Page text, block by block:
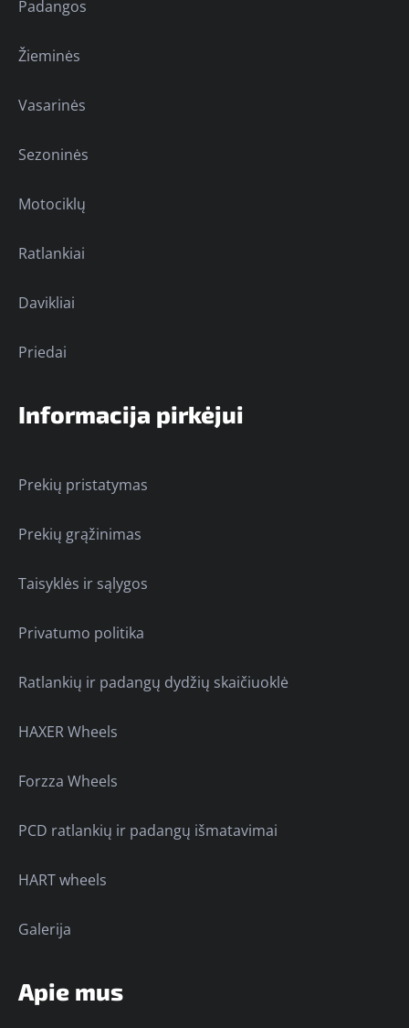
Padangos
Žieminės
Vasarinės
Sezoninės
Motociklų
Ratlankiai
Davikliai
Priedai
Informacija pirkėjui
Prekių pristatymas
Prekių grąžinimas
Taisyklės ir sąlygos
Privatumo politika
Ratlankių ir padangų dydžių skaičiuoklė
HAXER Wheels
Forzza Wheels
PCD ratlankių ir padangų išmatavimai
HART wheels
Galerija
Apie mus